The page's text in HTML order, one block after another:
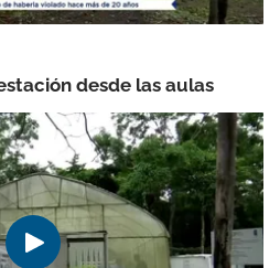
desde las aulas